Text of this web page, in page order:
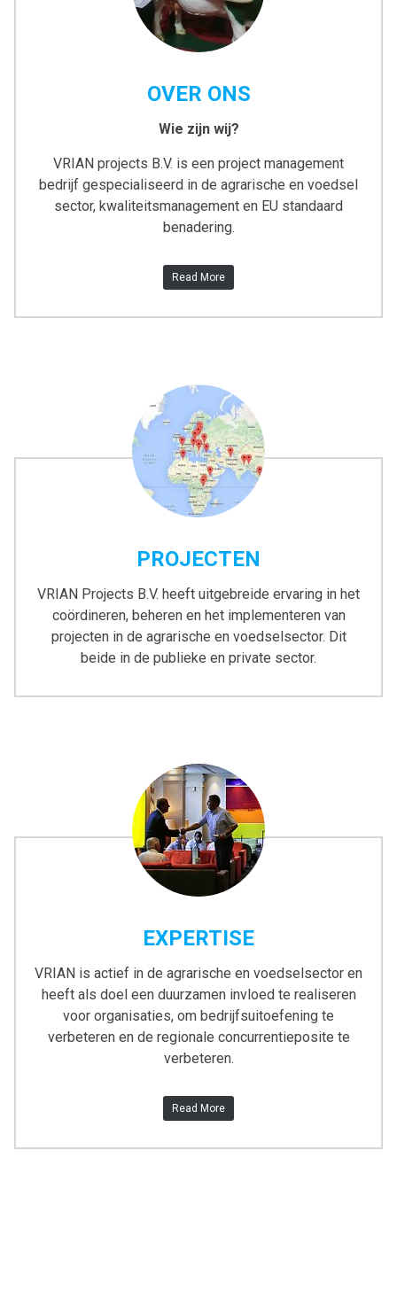
OVER ONS
Wie zijn wij?
VRIAN projects B.V. is een project management
bedrijf gespecialiseerd in de agrarische en voedsel
sector, kwaliteitsmanagement en EU standaard
benadering.
Read More
PROJECTEN
VRIAN Projects B.V. heeft uitgebreide ervaring in het
coördineren, beheren en het implementeren van
projecten in de agrarische en voedselsector. Dit
beide in de publieke en private sector.
EXPERTISE
VRIAN is actief in de agrarische en voedselsector en
heeft als doel een duurzamen invloed te realiseren
voor organisaties, om bedrijfsuitoefening te
verbeteren en de regionale concurrentieposite te
verbeteren.
Read More